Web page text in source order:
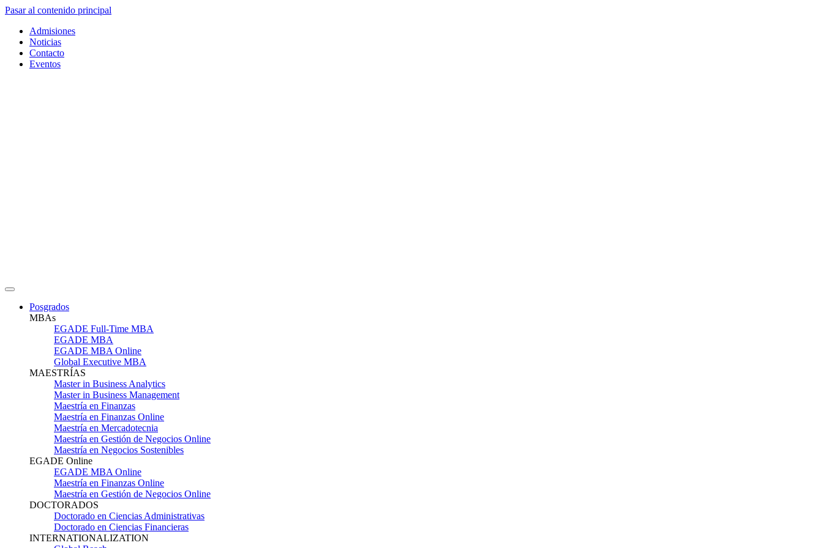
Pasar al contenido principal
Admisiones
Noticias
Contacto
Eventos
Posgrados
MBAs
EGADE Full-Time MBA
EGADE MBA
EGADE MBA Online
Global Executive MBA
MAESTRÍAS
Master in Business Analytics
Master in Business Management
Maestría en Finanzas
Maestría en Finanzas Online
Maestría en Mercadotecnia
Maestría en Gestión de Negocios Online
Maestría en Negocios Sostenibles
EGADE Online
EGADE MBA Online
Maestría en Finanzas Online
Maestría en Gestión de Negocios Online
DOCTORADOS
Doctorado en Ciencias Administrativas
Doctorado en Ciencias Financieras
INTERNATIONALIZATION